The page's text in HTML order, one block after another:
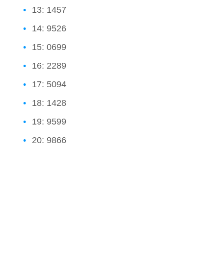
13: 1457
14: 9526
15: 0699
16: 2289
17: 5094
18: 1428
19: 9599
20: 9866